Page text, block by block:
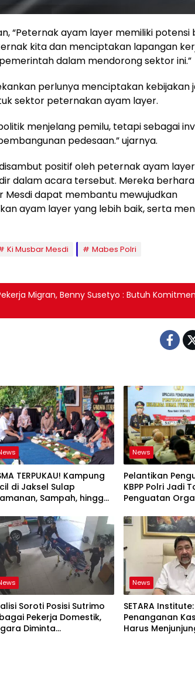
“Peternak ayam layer memiliki potensi
kita dan menciptakan lapangan
dalam mendorong sektor ini.”
perlunya menciptakan kebijakan
sektor peternakan ayam layer.
menjelang pemilu, tetapi sebagai
pedesaan.” ujarnya.
positif oleh peternak ayam
dalam acara tersebut. Mereka
Mesdi dapat membantu mewujudkan
ayam layer yang lebih baik, serta
Ki Musbar Mesdi
Mabes Polri
Migran, Benny Susetyo : Butuh Komitmen
TERPUKAU! Kampung
di Jaksel Sulap
Sampah, hingga
News
Pelantikan
KBPP Polri Jadi
Penguatan
Soroti Posisi Sutrimo
Pekerja Domestik,
Diminta
News
SETARA Institute:
Penanganan
Harus